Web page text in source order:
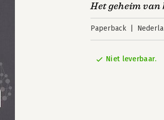
Het geheim
Paperback
Niet leverbaar.